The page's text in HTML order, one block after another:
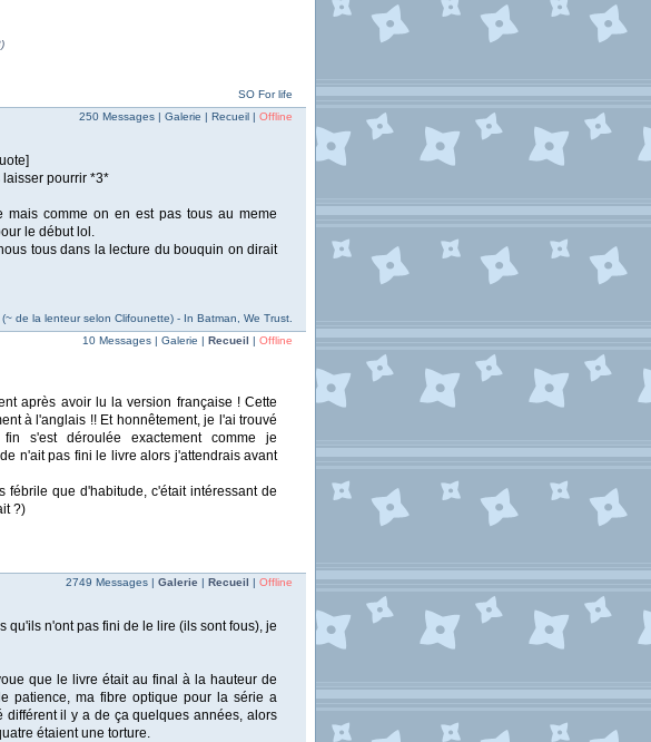
SO For life
250 Messages | Galerie | Recueil | Offline
pourrir *3*
comme on en est pas tous au meme
le début lol.
tous dans la lecture du bouquin on dirait
(~ de la lenteur selon Clifounette) - In Batman, We Trust.
10 Messages | Galerie | Recueil | Offline
après avoir lu la version française ! Cette
à l'anglais !! Et honnêtement, je l'ai trouvé
s'est déroulée exactement comme je
n'ait pas fini le livre alors j'attendrais avant
fébrile que d'habitude, c'était intéressant de
?)
2749 Messages | Galerie | Recueil | Offline
qu'ils n'ont pas fini de le lire (ils sont fous), je
que le livre était au final à la hauteur de
patience, ma fibre optique pour la série a
il y a de ça quelques années, alors
étaient une torture.